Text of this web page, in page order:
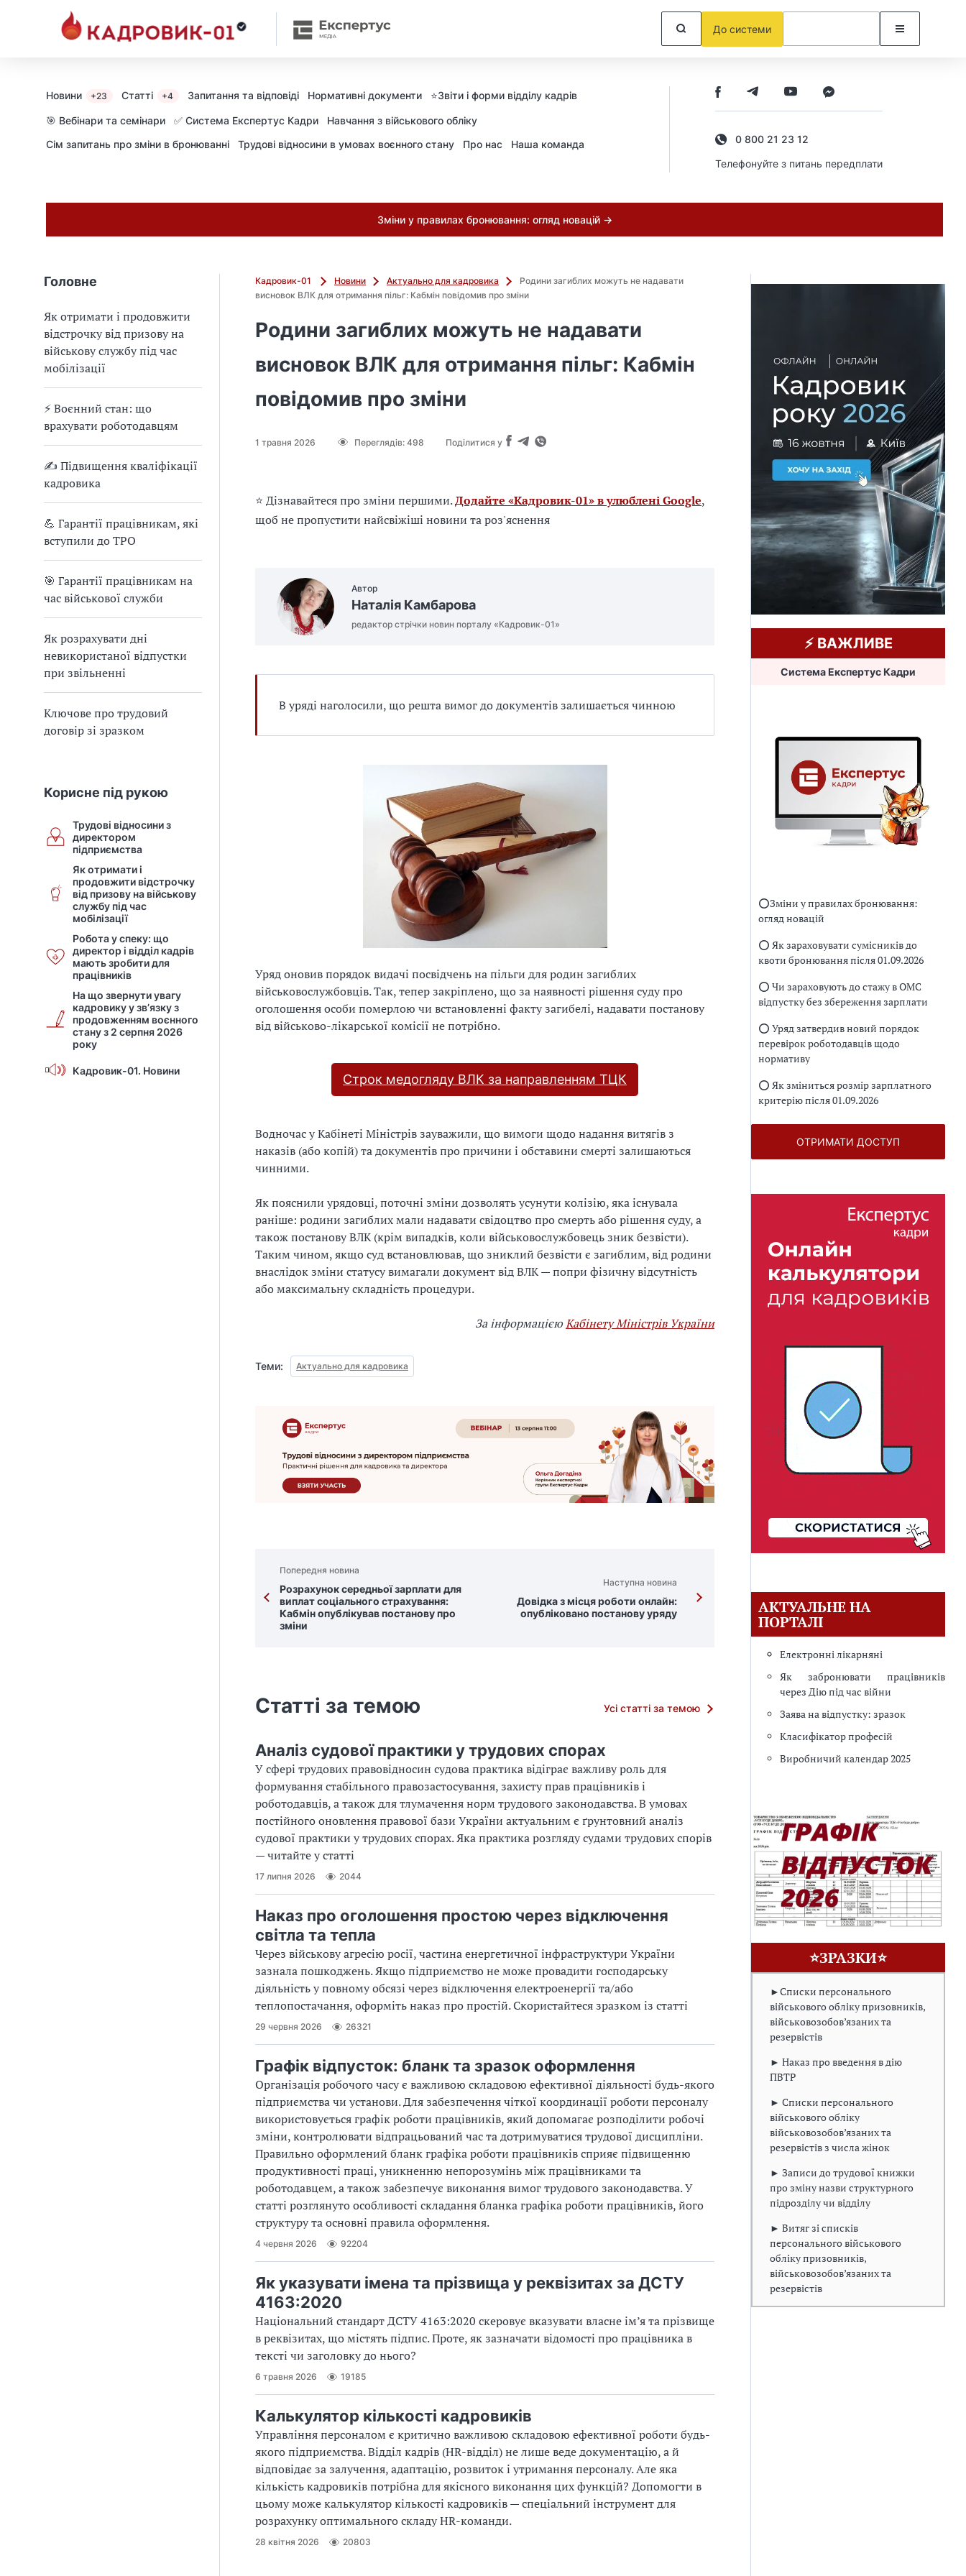
До системи
Новини +23 Статті +4 Запитання та відповіді Нормативні документи ⭐️Звіти і форми відділу кадрів
🎯 Вебінари та семінари ✅ Система Експертус Кадри
Навчання з військового обліку
Сім запитань про зміни в бронюванні
Трудові відносини в умовах воєнного стану Про нас Наша команда
0 800 21 23 12
Телефонуйте з питань передплати
Зміни у правилах бронювання: огляд новацій →
Головне
Як отримати і продовжити
відстрочку від призову на
військову службу під час
мобілізації
⚡ Воєнний стан: що
врахувати роботодавцям
✍ Підвищення кваліфікації
кадровика
💪 Гарантії працівникам, які
вступили до ТРО
🎯 Гарантії працівникам на
час військової служби
Як розрахувати дні
невикористаної відпустки
при звільненні
Ключове про трудовий
договір зі зразком
Корисне під рукою
Трудові відносини з
директором
підприємства
Як отримати і
продовжити відстрочку
від призову на військову
службу під час
мобілізації
Робота у спеку: що
директор і відділ кадрів
мають зробити для
працівників
На що звернути увагу
кадровику у зв’язку з
продовженням воєнного
стану з 2 серпня 2026
року
Кадровик-01. Новини
Кадровик-01 Новини Актуально для кадровика
Родини загиблих можуть не надавати
висновок ВЛК для отримання пільг: Кабмін повідомив про зміни
Родини загиблих можуть не надавати
висновок ВЛК для отримання пільг: Кабмін
повідомив про зміни
1 травня 2026 Переглядів: 498 Поділитися у
⭐ Дізнавайтеся про зміни першими.Додайте «Кадровик-01» в улюблені Google,
щоб не пропустити найсвіжіші новини та роз'яснення
Автор
Наталія Камбарова
редактор стрічки новин порталу «Кадровик-01»
В уряді наголосили, що решта вимог до документів залишається чинною
Уряд оновив порядок видачі посвідчень на пільги для родин загиблих
військовослужбовців. Так, тепер закріплено, що за наявності рішення суду про
оголошення особи померлою чи встановленні факту загибелі, надавати постанову
від військово-лікарської комісії не потрібно.
Строк медогляду ВЛК за направленням ТЦК
Водночас у Кабінеті Міністрів зауважили, що вимоги щодо надання витягів з
наказів (або копій) та документів про причини і обставини смерті залишаються
чинними.
Як пояснили урядовці, поточні зміни дозволять усунути колізію, яка існувала
раніше: родини загиблих мали надавати свідоцтво про смерть або рішення суду, а
також постанову ВЛК (крім випадків, коли військовослужбовець зник безвісти).
Таким чином, якщо суд встановлював, що зниклий безвісти є загиблим, від родини
внаслідок зміни статусу вимагали документ від ВЛК — попри фізичну відсутність
або максимальну складність процедури.
За інформацієюКабінету Міністрів України
Теми: Актуально для кадровика
Попередня новина
Розрахунок середньої зарплати для
виплат соціального страхування:
Кабмін опублікував постанову про
зміни
Наступна новина
Довідка з місця роботи онлайн:
опубліковано постанову уряду
Статті за темою Усі статті за темою
Аналіз судової практики у трудових спорах
У сфері трудових правовідносин судова практика відіграє важливу роль для
формування стабільного правозастосування, захисту прав працівників і
роботодавців, а також для тлумачення норм трудового законодавства. В умовах
постійного оновлення правової бази України актуальним є ґрунтовний аналіз
судової практики у трудових спорах. Яка практика розгляду судами трудових спорів
— читайте у статті
17 липня 2026 2044
Наказ про оголошення простою через відключення
світла та тепла
Через військову агресію росії, частина енергетичної інфраструктури України
зазнала пошкоджень. Якщо підприємство не може провадити господарську
діяльність у повному обсязі через відключення електроенергії та/або
теплопостачання, оформіть наказ про простій. Скористайтеся зразком із статті
29 червня 2026 26321
Графік відпусток: бланк та зразок оформлення
Організація робочого часу є важливою складовою ефективної діяльності будь-якого
підприємства чи установи. Для забезпечення чіткої координації роботи персоналу
використовується графік роботи працівників, який допомагає розподілити робочі
зміни, контролювати відпрацьований час та дотримуватися трудової дисципліни.
Правильно оформлений бланк графіка роботи працівників сприяє підвищенню
продуктивності праці, уникненню непорозумінь між працівниками та
роботодавцем, а також забезпечує виконання вимог трудового законодавства. У
статті розглянуто особливості складання бланка графіка роботи працівників, його
структуру та основні правила оформлення.
4 червня 2026 92204
Як указувати імена та прізвища у реквізитах за ДСТУ
4163:2020
Національний стандарт ДСТУ 4163:2020 скеровує вказувати власне ім’я та прізвище
в реквізитах, що містять підпис. Проте, як зазначати відомості про працівника в
тексті чи заголовку до нього?
6 травня 2026 19185
Калькулятор кількості кадровиків
Управління персоналом є критично важливою складовою ефективної роботи будь-
якого підприємства. Відділ кадрів (HR-відділ) не лише веде документацію, а й
відповідає за залучення, адаптацію, розвиток і утримання персоналу. Але яка
кількість кадровиків потрібна для якісного виконання цих функцій? Допомогти в
цьому може калькулятор кількості кадровиків — спеціальний інструмент для
розрахунку оптимального складу HR-команди.
28 квітня 2026 20803
⚡️ ВАЖЛИВЕ
Система Експертус Кадри
⭕️Зміни у правилах бронювання:
огляд новацій
⭕️ Як зараховувати сумісників до
квоти бронювання після 01.09.2026
⭕️ Чи зараховують до стажу в ОМС
відпустку без збереження зарплати
⭕️ Уряд затвердив новий порядок
перевірок роботодавців щодо
нормативу
⭕️ Як зміниться розмір зарплатного
критерію після 01.09.2026
ОТРИМАТИ ДОСТУП
АКТУАЛЬНЕ НА
ПОРТАЛІ
Електронні лікарняні
Як забронювати працівників
через Дію під час війни
Заява на відпустку: зразок
Класифікатор професій
Виробничий календар 2025
⭐ЗРАЗКИ⭐
►Списки персонального
військового обліку призовників,
військовозобов’язаних та
резервістів
► Наказ про введення в дію
ПВТР
► Списки персонального
військового обліку
військовозобов’язаних та
резервістів з числа жінок
► Записи до трудової книжки
про зміну назви структурного
підрозділу чи відділу
► Витяг зі списків
персонального військового
обліку призовників,
військовозобов’язаних та
резервістів